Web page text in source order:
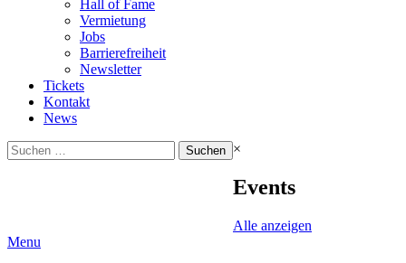
Hall of Fame
Vermietung
Jobs
Barrierefreiheit
Newsletter
Tickets
Kontakt
News
Suchen
nach:
×
Events
Alle anzeigen
Menu